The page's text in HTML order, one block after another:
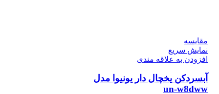
مقايسه
نمایش سریع
افزودن به علاقه مندی
آبسردکن یخچال دار یونیوا مدل
un-w8dww